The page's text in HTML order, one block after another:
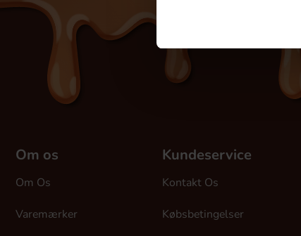
Om os
Om Os
Varemærker
Kundeservice
Kontakt Os
Købsbetingelser